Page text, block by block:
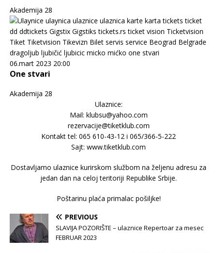
Akademija 28
06.mart 2023 20:00
One stvari
Akademija 28
Ulaznice:
Mail: klubsu@yahoo.com
rezervacije@tiketklub.com
Kontakt tel: 065 610-43-12 i 065/366-5-222
Sajt: www.tiketklub.com
Dostavljamo ulaznice kurirskom službom na željenu adresu za
jedan dan na celoj teritoriji Republike Srbije.
Poštarinu plaća primalac pošiljke!
PREVIOUS
SLAVIJA POZORIŠTE – ulaznice Repertoar za mesec
FEBRUAR 2023